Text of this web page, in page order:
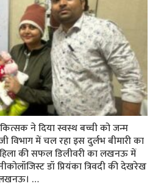
ने दिया स्वस्थ बच्ची को जन्म
में चल रहा इस दुर्लभ बीमारी का
की सफल डिलीवरी का लखनऊ में
डॉ प्रियंका त्रिवदी की देखरेख
लखनऊ। …